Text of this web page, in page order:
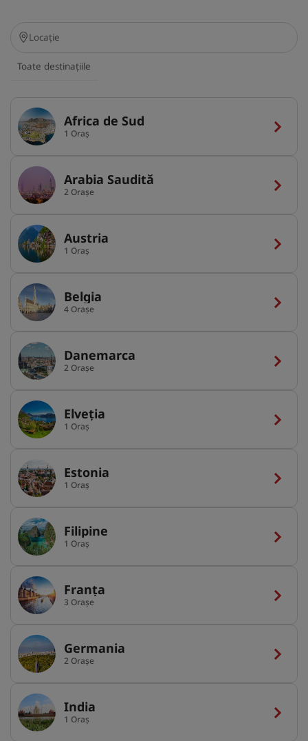
Toate destinațiile
Africa de Sud
1 Oraș
Arabia Saudită
2 Orașe
Austria
1 Oraș
Belgia
4 Orașe
Danemarca
2 Orașe
Elveția
1 Oraș
Estonia
1 Oraș
Filipine
1 Oraș
Franța
3 Orașe
Germania
2 Orașe
India
1 Oraș